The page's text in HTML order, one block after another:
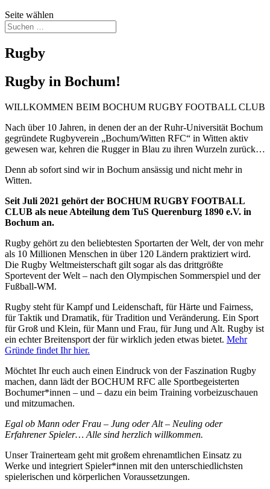
Seite wählen
Rugby
Rugby in Bochum!
WILLKOMMEN BEIM BOCHUM RUGBY FOOTBALL CLUB
Nach über 10 Jahren, in denen der an der Ruhr-Universität Bochum
gegründete Rugbyverein „Bochum/Witten RFC“ in Witten aktiv
gewesen war, kehren die Rugger in Blau zu ihren Wurzeln zurück…
Denn ab sofort sind wir in Bochum ansässig und nicht mehr in
Witten.
Seit Juli 2021 gehört der BOCHUM RUGBY FOOTBALL
CLUB als neue Abteilung dem TuS Querenburg 1890 e.V. in
Bochum an.
Rugby gehört zu den beliebtesten Sportarten der Welt, der von mehr
als 10 Millionen Menschen in über 120 Ländern praktiziert wird.
Die Rugby Weltmeisterschaft gilt sogar als das drittgrößte
Sportevent der Welt – nach den Olympischen Sommerspiel und der
Fußball-WM.
Rugby steht für Kampf und Leidenschaft, für Härte und Fairness,
für Taktik und Dramatik, für Tradition und Veränderung. Ein Sport
für Groß und Klein, für Mann und Frau, für Jung und Alt. Rugby ist
ein echter Breitensport der für wirklich jeden etwas bietet. Mehr
Gründe findet Ihr hier.
Möchtet Ihr euch auch einen Eindruck von der Faszination Rugby
machen, dann lädt der BOCHUM RFC alle Sportbegeisterten
Bochumer*innen – und – dazu ein beim Training vorbeizuschauen
und mitzumachen.
Egal ob Mann oder Frau – Jung oder Alt – Neuling oder
Erfahrener Spieler… Alle sind herzlich willkommen.
Unser Trainerteam geht mit großem ehrenamtlichen Einsatz zu
Werke und integriert Spieler*innen mit den unterschiedlichsten
spielerischen und körperlichen Voraussetzungen.